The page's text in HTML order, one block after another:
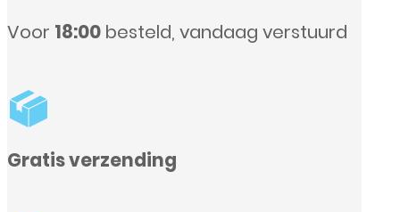
verstuurd